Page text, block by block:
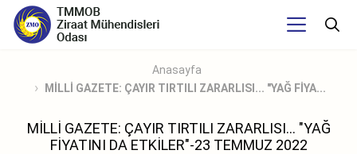
Anasayfa
MİLLİ GAZETE: ÇAYIR TIRTILI ZARARLISI... "YAĞ FİYA...
MİLLİ GAZETE: ÇAYIR TIRTILI ZARARLISI... "YAĞ
FİYATINI DA ETKİLER"-23 TEMMUZ 2022